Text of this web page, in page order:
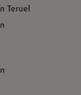
Teruel